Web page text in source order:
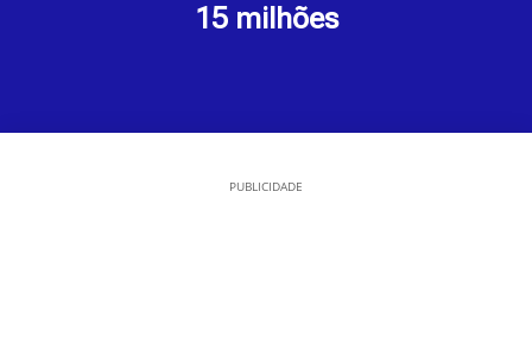
15 milhões
PUBLICIDADE